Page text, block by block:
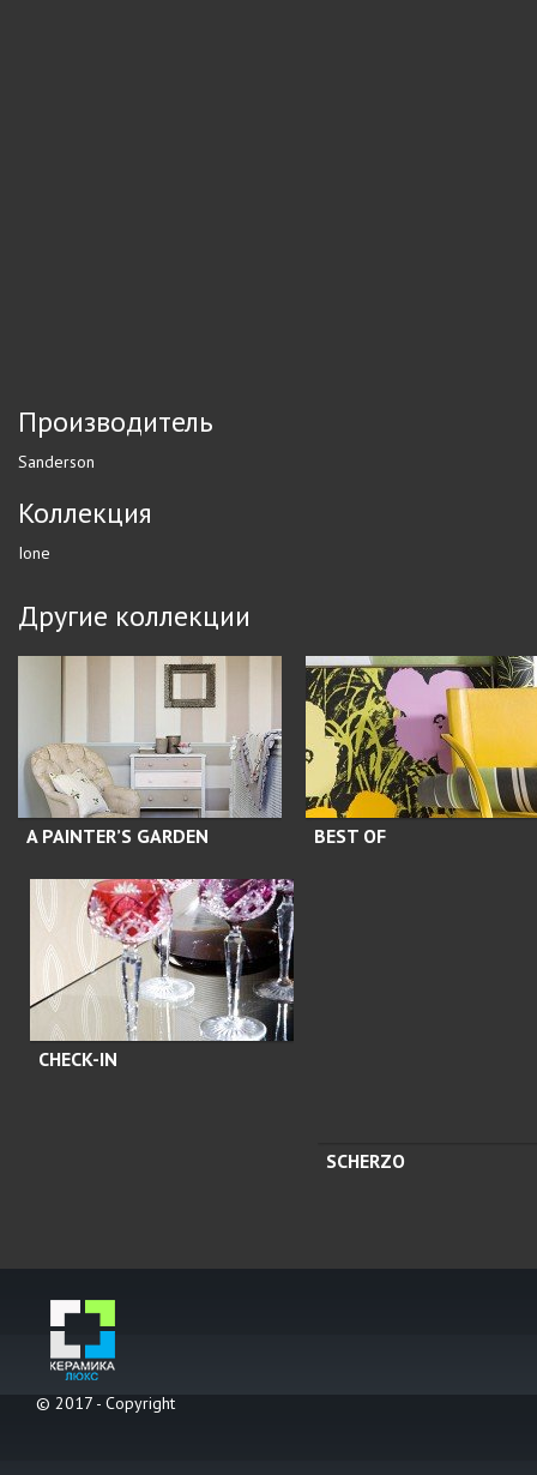
Производитель
Sanderson
Коллекция
Ione
Другие коллекции
A PAINTER’S GARDEN BEST OF
CHECK-IN
SCHERZO
© 2017 - Copyright